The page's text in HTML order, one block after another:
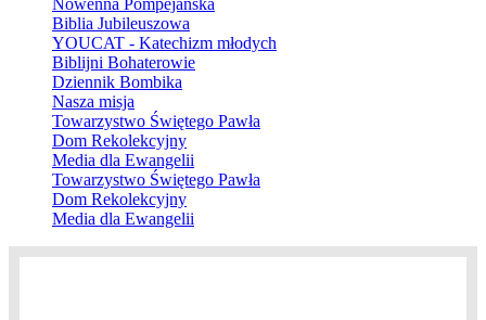
Nowenna Pompejańska
Biblia Jubileuszowa
YOUCAT - Katechizm młodych
Biblijni Bohaterowie
Dziennik Bombika
Nasza misja
Towarzystwo Świętego Pawła
Dom Rekolekcyjny
Media dla Ewangelii
Towarzystwo Świętego Pawła
Dom Rekolekcyjny
Media dla Ewangelii